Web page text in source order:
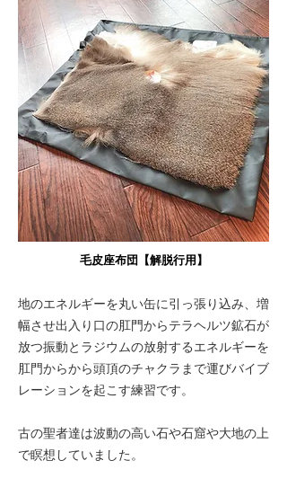
毛皮座布団【解脱行用】
地のエネルギーを丸い缶に引っ張り込み、増
幅させ出入り口の肛門からテラヘルツ鉱石が
放つ振動とラジウムの放射するエネルギーを
肛門からから頭頂のチャクラまで運びバイブ
レーションを起こす練習です。
古の聖者達は波動の高い石や石窟や大地の上
で瞑想していました。